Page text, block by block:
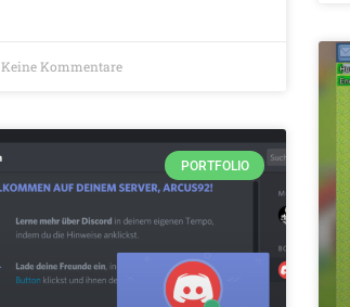
Keine Kommentare
PORTFOLIO